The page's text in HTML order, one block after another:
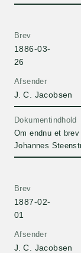
postvæsenet
Afsender
J. C. Jacobsen
Brev
1886-03-
26
Dokumentindhold
Om endnu et
Johannes
Afsender
J. C. Jacobsen
Brev
1887-02-
01